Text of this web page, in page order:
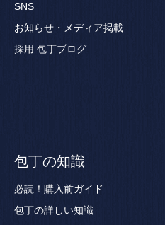
SNS
お知らせ・メディア掲載
採用 包丁ブログ
包丁の知識
必読！購入前ガイド
包丁の詳しい知識